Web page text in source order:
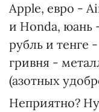
Apple, евро -
и Honda, юань
рубль и тенге
гривня -
(азотных
Неприятно?